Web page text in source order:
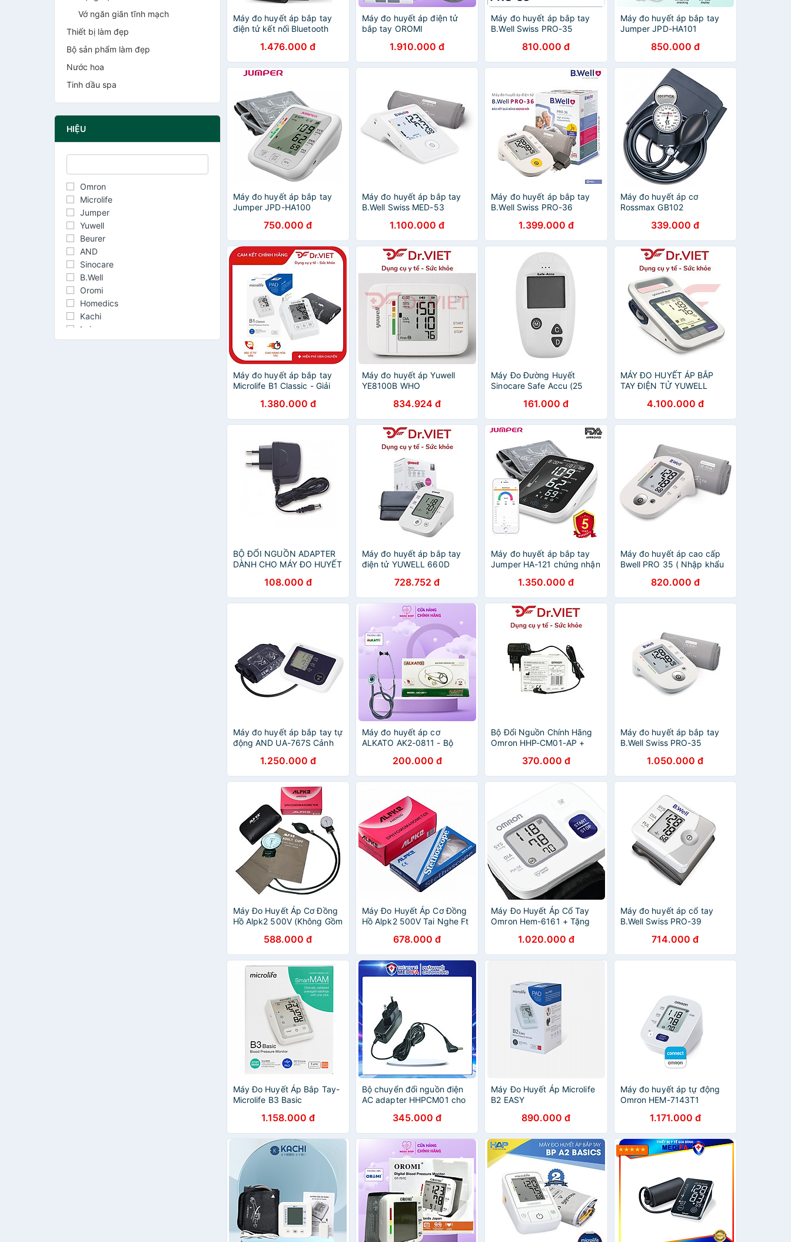
Vớ ngăn giãn tĩnh mạch
Thiết bị làm đẹp
Bộ sản phẩm làm đẹp
Nước hoa
Tinh dầu spa
HIỆU
Omron
Microlife
Jumper
Yuwell
Beurer
AND
Sinocare
B.Well
Oromi
Homedics
Kachi
Laica
alkato
Máy đo huyết áp bắp tay
điện tử kết nối Bluetooth
1.476.000 đ
Máy đo huyết áp điện tử
bắp tay OROMI
SPO2) - Chính hãng cao
cấp - Bảo hành 6 năm
1.910.000 đ
Máy đo huyết áp bắp tay
B.Well Swiss PRO-35
810.000 đ
Máy đo huyết áp bắp tay
Jumper JPD-HA101
850.000 đ
Máy đo huyết áp bắp tay
Jumper JPD-HA100
750.000 đ
Máy đo huyết áp bắp tay
B.Well Swiss MED-53
1.100.000 đ
Máy đo huyết áp bắp tay
B.Well Swiss PRO-36
1.399.000 đ
Máy đo huyết áp cơ
Rossmax GB102
339.000 đ
Máy đo huyết áp bắp tay
Microlife B1 Classic - Giải
nhà tiện lợi!1.380.000 đ
Máy đo huyết áp Yuwell
YE8100B WHO
834.924 đ
Máy Đo Đường Huyết
Sinocare Safe Accu (25
161.000 đ
MÁY ĐO HUYẾT ÁP BẮP
TAY ĐIỆN TỬ YUWELL
4.100.000 đ
BỘ ĐỔI NGUỒN ADAPTER
DÀNH CHO MÁY ĐO HUYẾT
108.000 đ
Máy đo huyết áp bắp tay
điện tử YUWELL 660D
728.752 đ
Máy đo huyết áp bắp tay
Jumper HA-121 chứng nhận
APP điện thoại)
1.350.000 đ
Máy đo huyết áp cao cấp
Bwell PRO 35 ( Nhập khẩu
kèm Adaptor chính hãng
820.000 đ
Máy đo huyết áp bắp tay tự
động AND UA-767S Cảnh
đều/rung nhĩ (%IHB/AFib)
1.250.000 đ
Máy đo huyết áp cơ
ALKATO AK2-0811 - Bộ
gồm: Máy đo và tai nghe
200.000 đ
Bộ Đổi Nguồn Chính Hãng
Omron HHP-CM01-AP +
Omron HEM-7142T2 –
combo tiện lợi và tiết kiệm
nhất 2025, giúp bạn theo
toàn – ổn định mọi lúc,
không lo hết pin hay sai
lệch kết quả đo
370.000 đ
Máy đo huyết áp bắp tay
B.Well Swiss PRO-35
1.050.000 đ
Máy Đo Huyết Áp Cơ Đồng
Hồ Alpk2 500V (Không Gồm
588.000 đ
Máy Đo Huyết Áp Cơ Đồng
Hồ Alpk2 500V Tai Nghe Ft
678.000 đ
Máy Đo Huyết Áp Cổ Tay
Omron Hem-6161 + Tặng
1.020.000 đ
Máy đo huyết áp cổ tay
B.Well Swiss PRO-39
714.000 đ
Máy Đo Huyết Áp Bắp Tay-
Microlife B3 Basic
1.158.000 đ
Bộ chuyển đổi nguồn điện
AC adapter HHPCM01 cho
bắp tay Omron
345.000 đ
Máy Đo Huyết Áp Microlife
B2 EASY
890.000 đ
Máy đo huyết áp tự động
Omron HEM-7143T1
1.171.000 đ